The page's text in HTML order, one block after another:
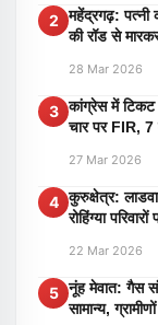
2
महेंद्रगढ़: पत्नी
की रॉड से
28 Mar 2026
3 कांग्रेस में टिकट
चार पर FIR,
27 Mar 2026
4 कुरुक्षेत्र:
रोहिंग्या
22 Mar 2026
5 नूंह मेवात: गैस
सामान्य,